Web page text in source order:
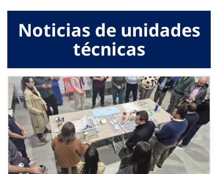
Noticias de unidades
técnicas